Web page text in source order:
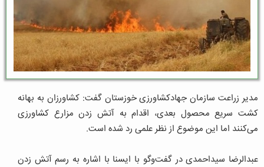
مدیر زراعت سازمان جهادکشاورزی خوزستان گفت: کشاورزان به بهانه
کشت سریع محصول بعدی، اقدام به آتش زدن مزارع کشاورزی
می‌کنند اما این موضوع از نظر علمی رد شده است.
عبدالرضا سیداحمدی در گفت‌وگو با ایسنا با اشاره به رسم آتش زدن